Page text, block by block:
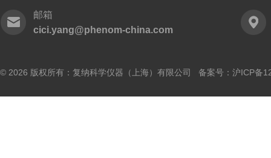
邮箱
cici.yang@phenom-china.com
© 2026 版权所有：复纳科学仪器（上海）有限公司 备案号： 沪ICP备